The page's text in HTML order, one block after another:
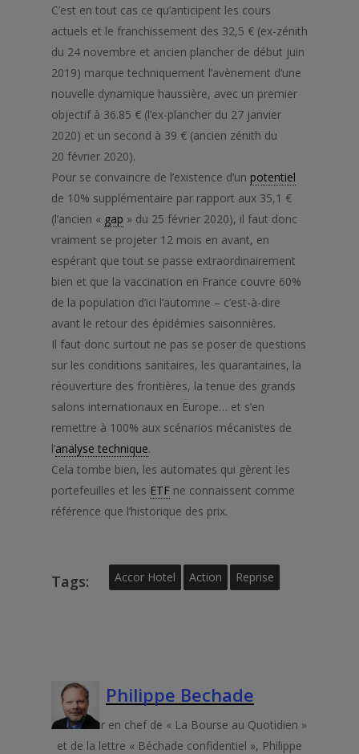
C’est en tout cas ce qu’anticipent les cours
actuels et le franchissement des 32,5 € (ex-zénith
du 24 novembre et ancien plancher de début juin
2019) marque techniquement l’avènement d’une
nouvelle dynamique haussière, avec un premier
objectif à 36.85 € (l’ex-plancher du 27 janvier
2020) et un second à 39 € (ancien zénith du
20 février 2020).
Pour se convaincre de l’existence d’un potentiel
de 10% supplémentaire par rapport aux 35,1 €
(l’ancien « gap » du 25 février 2020), il faut donc
vraiment se projeter 12 mois en avant, en
espérant que tout se passe extraordinairement
bien et que la vaccination en France couvre 60%
de la population d’ici l’automne – c’est-à-dire
avant le retour des épidémies saisonnières.
Il faut donc surtout ne pas se poser de questions
sur les conditions sanitaires, les quarantaines, la
réouverture des frontières, la tenue des grands
salons internationaux en Europe… et s’en
remettre à 100% aux scénarios mécanistes de
l’analyse technique.
Cela tombe bien, les automates qui gèrent les
portefeuilles et les ETF ne connaissent comme
référence que l’historique des prix.
Tags: Accor Hotel Action Reprise
Philippe Bechade
Rédacteur en chef de « La Bourse au Quotidien »
et de la lettre « Béchade confidentiel », Philippe